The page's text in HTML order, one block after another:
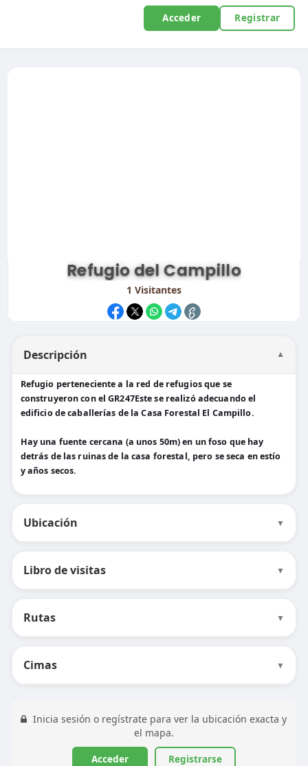
Acceder Registrar
Refugio del Campillo
1 Visitantes
Descripción ▼
Refugio perteneciente a la red de refugios que se
construyeron con el GR247Este se realizó adecuando el
edificio de caballerías de la Casa Forestal El Campillo.
Hay una fuente cercana (a unos 50m) en un foso que hay
detrás de las ruinas de la casa forestal, pero se seca en estío
y años secos.
Ubicación ▼
Libro de visitas ▼
Rutas ▼
Cimas ▼
Inicia sesión o regístrate para ver la ubicación exacta y
el mapa.
Acceder Registrarse